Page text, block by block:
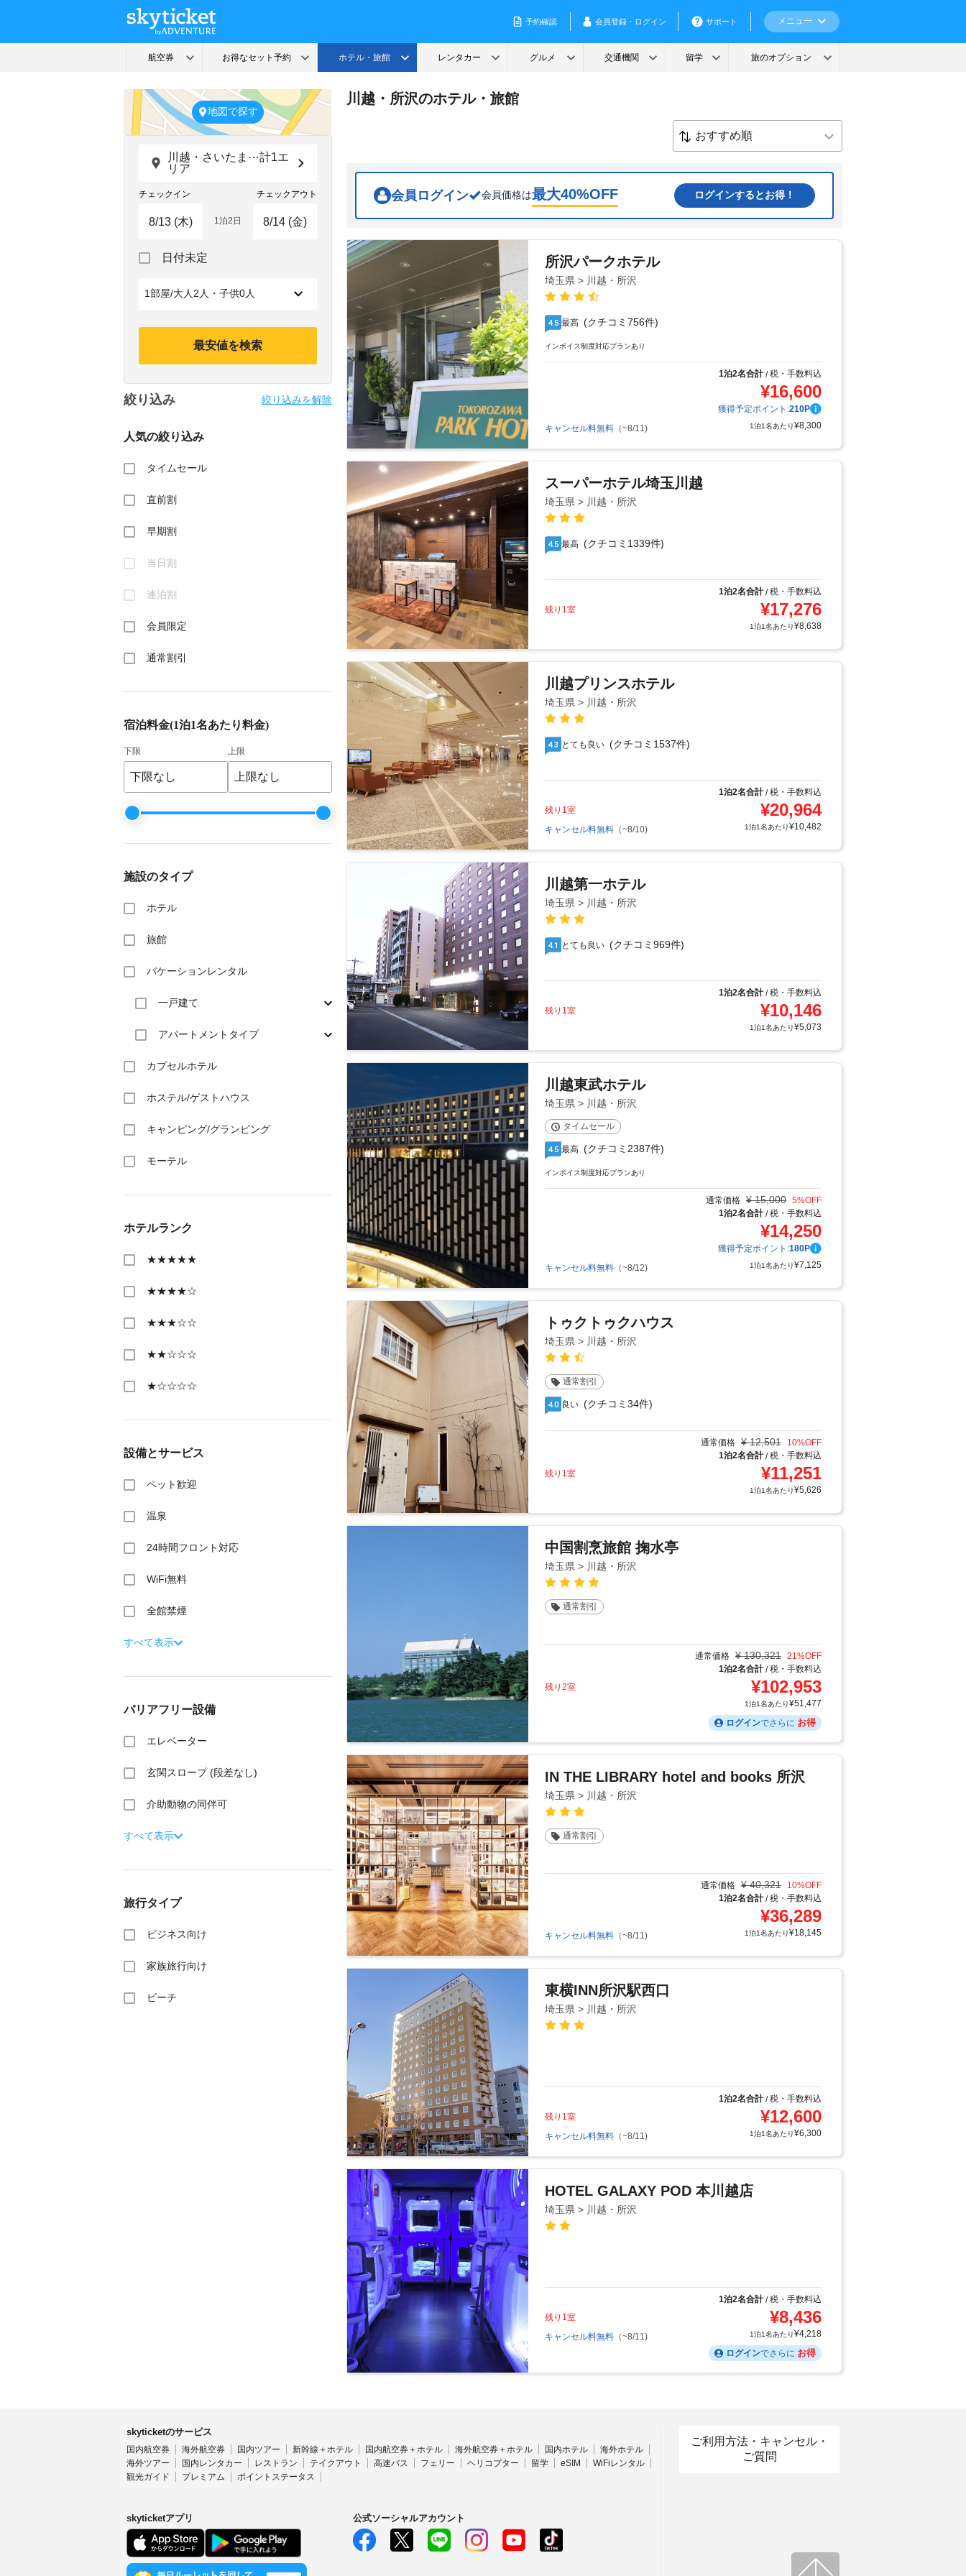
地図で探す
川越・さいたま⋯計1エ
リア
チェックイン チェックアウト
forward
with
a
Press
the
key
get
shortcuts
changing
1泊2日
with
select
Press
the
日付未定
1部屋/大人2人・子供0人
最安値を検索
絞り込み 絞り込みを解除
人気の絞り込み
タイムセール
直前割
早期割
当日割
連泊割
会員限定
通常割引
宿泊料金(1泊1名あたり料金)
下限 上限
施設のタイプ
ホテル
旅館
バケーションレンタル
一戸建て
アパートメントタイプ
カプセルホテル
ホステル/ゲストハウス
キャンピング/グランピング
モーテル
ホテルランク
★★★★★
★★★★☆
★★★☆☆
★★☆☆☆
★☆☆☆☆
設備とサービス
ペット歓迎
温泉
24時間フロント対応
WiFi無料
全館禁煙
すべて表示
バリアフリー設備
エレベーター
玄関スロープ (段差なし)
介助動物の同伴可
すべて表示
旅行タイプ
ビジネス向け
家族旅行向け
ビーチ
川越・所沢のホテル・旅館
会員ログイン 会員価格は最大40%OFF ログインするとお得！
所沢パークホテル
埼玉県 > 川越・所沢
4.5 最高 (クチコミ756件)
インボイス制度対応プランあり
1泊2名合計/税・手数料込
¥16,600
獲得予定ポイント:210P
キャンセル料無料 （~8/11) 1泊1名あたり¥8,300
スーパーホテル埼玉川越
埼玉県 > 川越・所沢
4.5 最高 (クチコミ1339件)
1泊2名合計/税・手数料込
残り1室
¥17,276
1泊1名あたり¥8,638
川越プリンスホテル
埼玉県 > 川越・所沢
4.3 とても良い (クチコミ1537件)
1泊2名合計/税・手数料込
残り1室
¥20,964
キャンセル料無料 （~8/10) 1泊1名あたり¥10,482
川越第一ホテル
埼玉県 > 川越・所沢
4.1 とても良い (クチコミ969件)
1泊2名合計/税・手数料込
残り1室
¥10,146
1泊1名あたり¥5,073
川越東武ホテル
埼玉県 > 川越・所沢
タイムセール
4.5 最高 (クチコミ2387件)
インボイス制度対応プランあり
通常価格 ¥ 15,000 5%OFF
1泊2名合計/税・手数料込
¥14,250
獲得予定ポイント:180P
キャンセル料無料 （~8/12) 1泊1名あたり¥7,125
トゥクトゥクハウス
埼玉県 > 川越・所沢
通常割引
4.0 良い (クチコミ34件)
通常価格 ¥ 12,501 10%OFF
1泊2名合計/税・手数料込
残り1室
¥11,251
1泊1名あたり¥5,626
中国割烹旅館 掬水亭
埼玉県 > 川越・所沢
通常割引
通常価格 ¥ 130,321 21%OFF
1泊2名合計/税・手数料込
残り2室
¥102,953
1泊1名あたり¥51,477
ログインでさらに お得
IN THE LIBRARY hotel and books 所沢
埼玉県 > 川越・所沢
通常割引
通常価格 ¥ 40,321 10%OFF
1泊2名合計/税・手数料込
¥36,289
キャンセル料無料 （~8/11) 1泊1名あたり¥18,145
東横INN所沢駅西口
埼玉県 > 川越・所沢
1泊2名合計/税・手数料込
残り1室
¥12,600
キャンセル料無料 （~8/11) 1泊1名あたり¥6,300
HOTEL GALAXY POD 本川越店
埼玉県 > 川越・所沢
1泊2名合計/税・手数料込
残り1室
¥8,436
キャンセル料無料 （~8/11) 1泊1名あたり¥4,218
ログインでさらに お得